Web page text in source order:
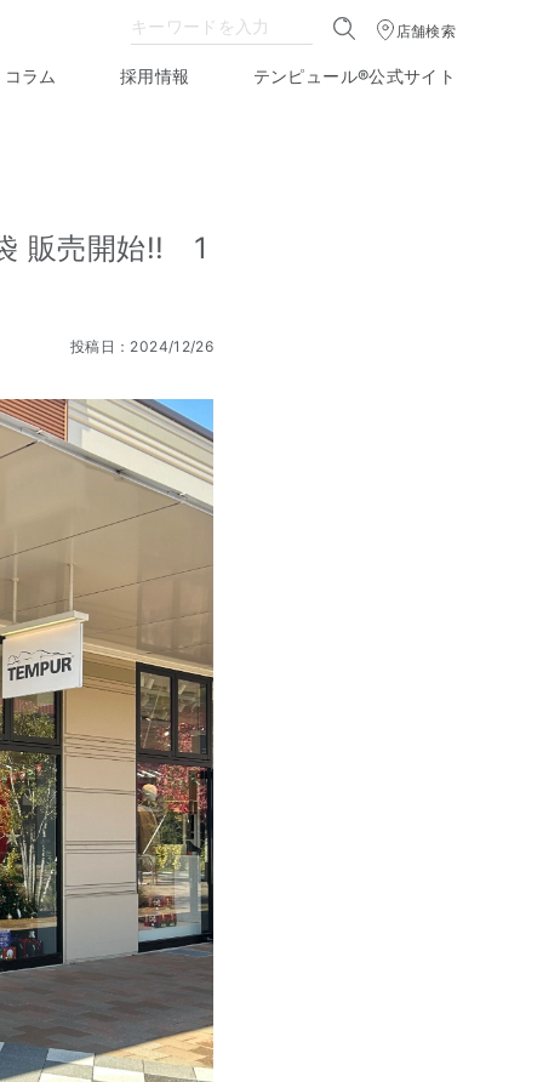
店舗検索
コラム 採用情報 テンピュール®公式サイト
販売開始!! 1
投稿日：2024/12/26